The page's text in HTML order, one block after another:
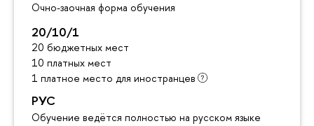
Очно-заочная форма обучения
20/10/1
20 бюджетных мест
10 платных мест
1 платное место для иностранцев
РУС
Обучение ведётся полностью на русском языке